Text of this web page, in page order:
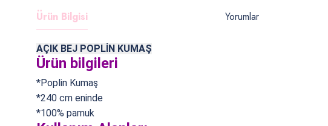
Ürün Bilgisi Yorumlar
AÇIK BEJ POPLİN KUMAŞ
Ürün bilgileri
*Poplin Kumaş
*240 cm eninde
*100% pamuk